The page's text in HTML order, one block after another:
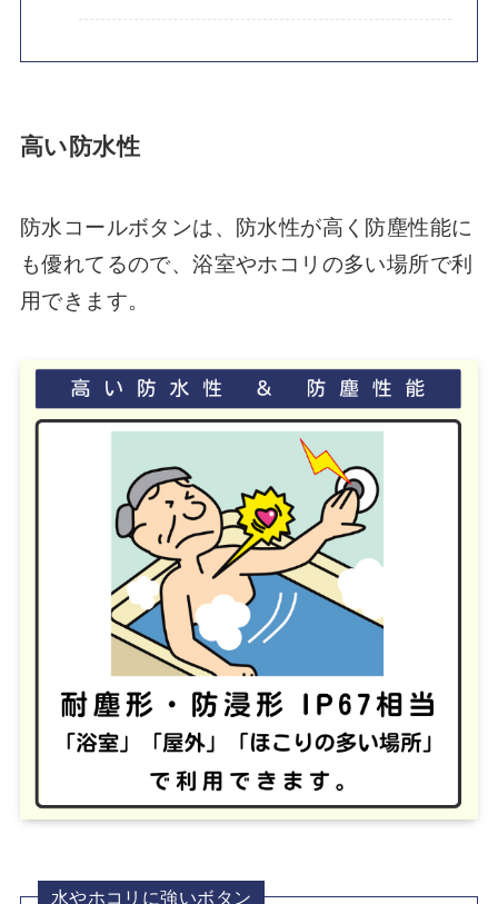
高い防水性
防水コールボタンは、防水性が高く防塵性能に
も優れてるので、浴室やホコリの多い場所で利
用できます。
水やホコリに強いボタン